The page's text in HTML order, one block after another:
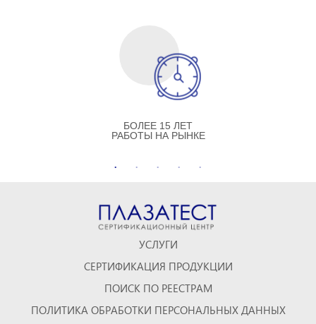
БОЛЕЕ 15 ЛЕТ
РАБОТЫ НА РЫНКЕ
УСЛУГИ
СЕРТИФИКАЦИЯ ПРОДУКЦИИ
ПОИСК ПО РЕЕСТРАМ
ПОЛИТИКА ОБРАБОТКИ ПЕРСОНАЛЬНЫХ ДАННЫХ